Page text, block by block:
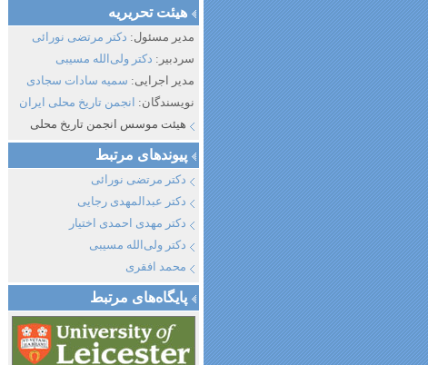
هیئت تحریریه
مدیر مسئول: دکتر مرتضی نورائی
سردبیر: دکتر ولی‌الله مسیبی
مدیر اجرایی: سمیه سادات سجادی
نویسندگان: انجمن تاریخ محلی ایران
هیئت موسس انجمن تاریخ محلی
پیوند‌های مرتبط
دکتر مرتضی نورائی
دکتر عبدالمهدی رجایی
دکتر مهدی احمدی اختیار
دکتر ولی‌الله مسیبی
محمد افقری
پایگاه‌های مرتبط